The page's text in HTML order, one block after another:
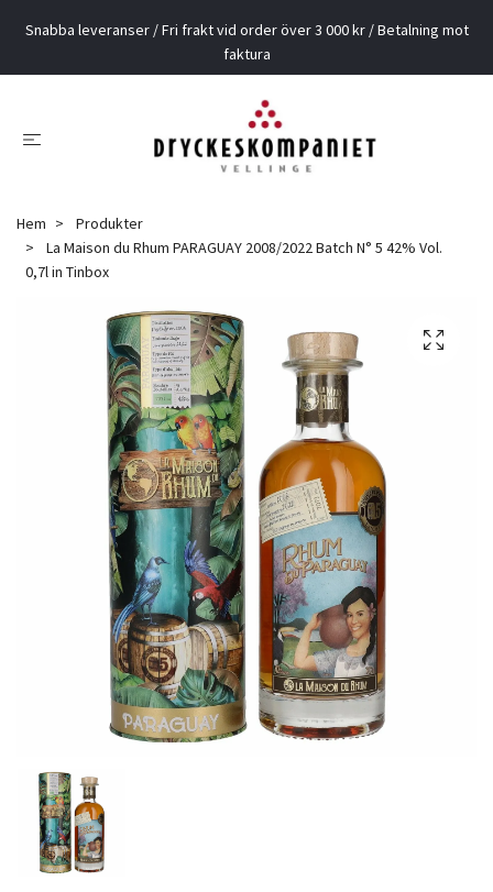
Snabba leveranser / Fri frakt vid order över 3 000 kr / Betalning mot
faktura
Hem
Produkter
La Maison du Rhum PARAGUAY 2008/2022 Batch N° 5 42% Vol.
0,7l in Tinbox